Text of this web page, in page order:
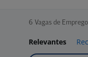
6 Vagas de
Relevantes